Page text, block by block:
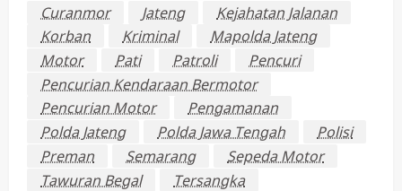
Curanmor
Jateng
Kejahatan Jalanan
Korban
Kriminal
Mapolda Jateng
Motor
Pati Patroli
Pencuri
Pencurian Kendaraan Bermotor
Pencurian Motor
Pengamanan
Polda Jateng
Polda Jawa Tengah
Polisi
Preman
Semarang
Sepeda Motor
Tawuran Begal
Tersangka